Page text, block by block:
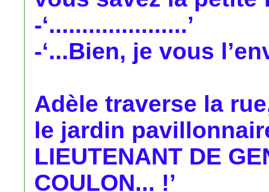
-‘.....................’
-‘...Bien, je vous
Adèle traverse la
le jardin
LIEUTENANT DE
COULON... !’